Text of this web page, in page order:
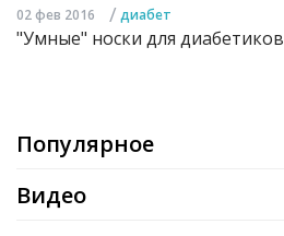
02 фев 2016 / диабет
"Умные" носки для диабетиков
Популярное
Видео